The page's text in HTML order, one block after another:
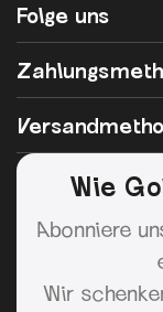
Folge uns
Wie
Abonniere
Wir